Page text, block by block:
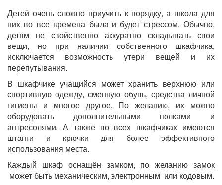
Детей очень сложно приучить к порядку, а школа для
них во все времена была и будет стрессом. Обычно,
детям не свойственно аккуратно складывать свои
вещи, но при наличии собственного шкафчика,
исключается возможность утери вещей и их
перепутывания.
В шкафчике учащийся может хранить верхнюю или
спортивную одежду, сменную обувь, средства личной
гигиены и многое другое. По желанию, их можно
оборудовать дополнительными полками и
антресолями. А также во всех шкафчиках имеются
штанги и крючки для более эффективного
использования места.
Каждый шкаф оснащён замком, по желанию замок
может быть механическим, электронным или кодовым.